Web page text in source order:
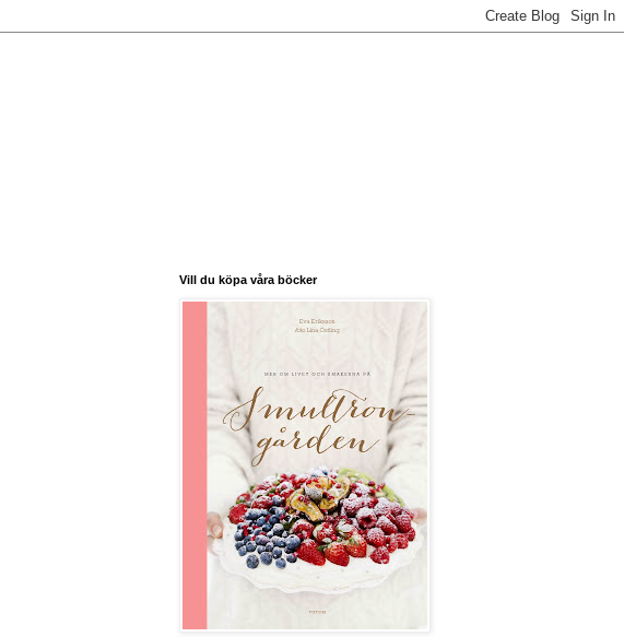
Vill du köpa våra böcker